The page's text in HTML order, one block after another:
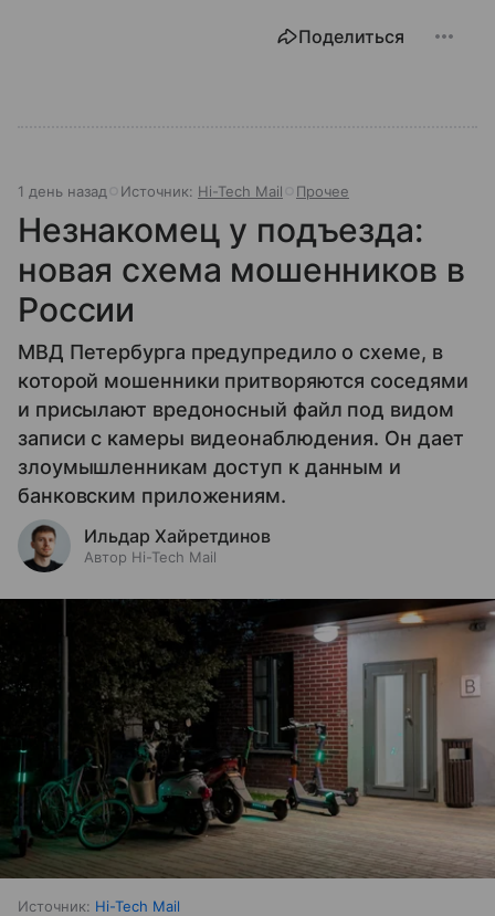
Поделиться
1 день назад Источник: Hi-Tech Mail Прочее
Незнакомец у подъезда:
новая схема мошенников в
России
МВД Петербурга предупредило о схеме, в
которой мошенники притворяются соседями
и присылают вредоносный файл под видом
записи с камеры видеонаблюдения. Он дает
злоумышленникам доступ к данным и
банковским приложениям.
Ильдар Хайретдинов
Автор Hi-Tech Mail
Источник: Hi-Tech Mail